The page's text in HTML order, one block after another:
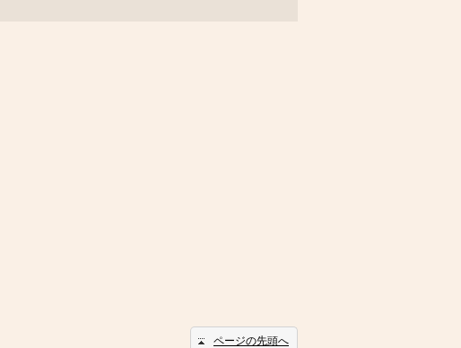
ページの先頭へ